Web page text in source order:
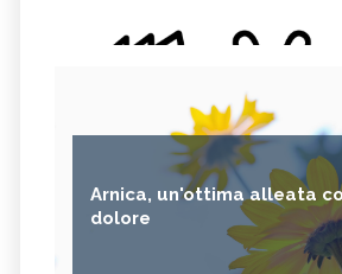
Arnica, un'ottima alleata
dolore